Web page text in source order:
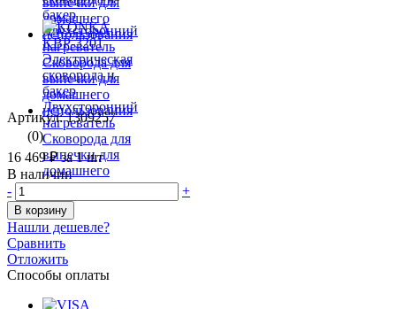
Артикул: 1309257
(0)
16 469 ₽за 1 шт
В наличии
-
+
В корзину
Нашли дешевле?
Сравнить
Отложить
Способы оплаты